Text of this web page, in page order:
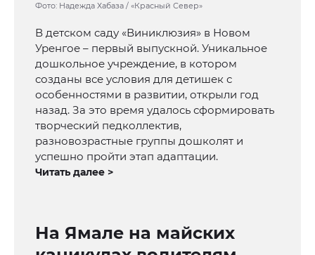
Фото: Надежда Хабаза / «Красный Север»
В детском саду «Виниклюзия» в Новом
Уренгое – первый выпускной. Уникальное
дошкольное учреждение, в котором
созданы все условия для детишек с
особенностями в развитии, открыли год
назад. За это время удалось сформировать
творческий педколлектив,
разновозрастные группы дошколят и
успешно пройти этап адаптации.
Читать далее >
На Ямале на майских